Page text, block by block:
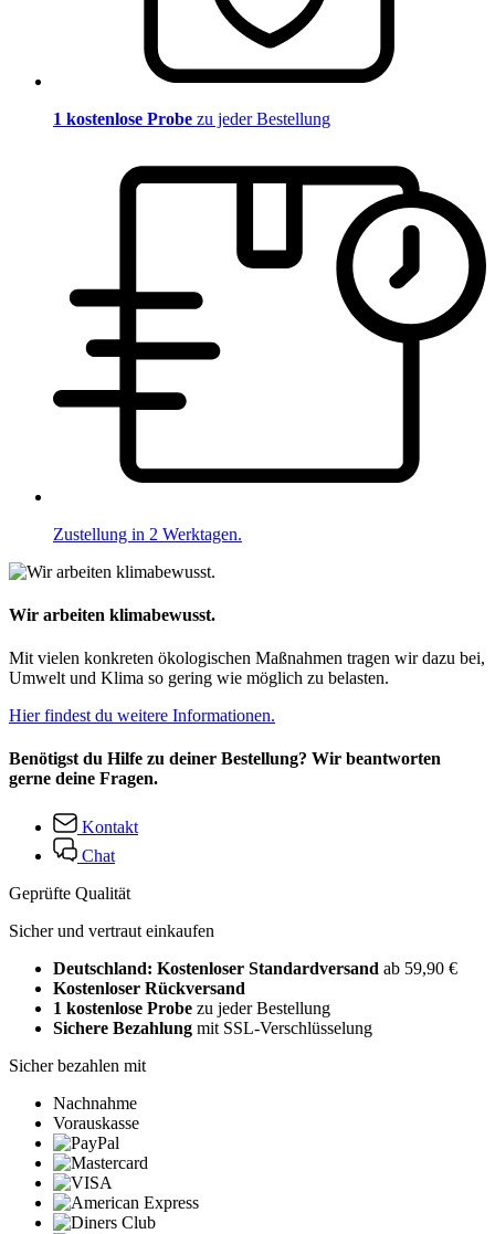
1 kostenlose Probe zu jeder Bestellung
Zustellung in 2 Werktagen.
Wir arbeiten klimabewusst.
Mit vielen konkreten ökologischen Maßnahmen tragen wir dazu bei,
Umwelt und Klima so gering wie möglich zu belasten.
Hier findest du weitere Informationen.
Benötigst du Hilfe zu deiner Bestellung? Wir beantworten
gerne deine Fragen.
Kontakt
Chat
Geprüfte Qualität
Sicher und vertraut einkaufen
Deutschland: Kostenloser Standardversand ab 59,90 €
Kostenloser Rückversand
1 kostenlose Probe zu jeder Bestellung
Sichere Bezahlung mit SSL-Verschlüsselung
Sicher bezahlen mit
Nachnahme
Vorauskasse